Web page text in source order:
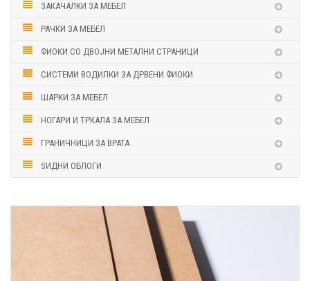
ЗАКАЧАЛКИ ЗА МЕБЕЛ
РАЧКИ ЗА МЕБЕЛ
ФИОКИ СО ДВОЈНИ МЕТАЛНИ СТРАНИЦИ
СИСТЕМИ ВОДИЛКИ ЗА ДРВЕНИ ФИОКИ
ШАРКИ ЗА МЕБЕЛ
НОГАРИ И ТРКАЛА ЗА МЕБЕЛ
ГРАНИЧНИЦИ ЗА ВРАТА
ЅИДНИ ОБЛОГИ